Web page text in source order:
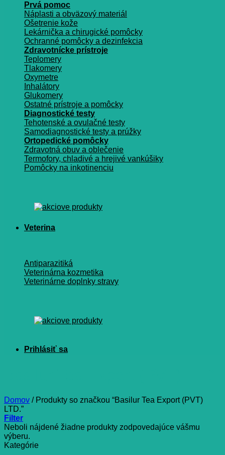
Prvá pomoc
Náplasti a obväzový materiál
Ošetrenie kože
Lekárnička a chirugické pomôcky
Ochranné pomôcky a dezinfekcia
Zdravotnícke prístroje
Teplomery
Tlakomery
Oxymetre
Inhalátory
Glukomery
Ostatné prístroje a pomôcky
Diagnostické testy
Tehotenské a ovulačné testy
Samodiagnostické testy a prúžky
Ortopedické pomôcky
Zdravotná obuv a oblečenie
Termofory, chladivé a hrejivé vankúšiky
Pomôcky na inkotinenciu
Veterina
Antiparazitiká
Veterinárna kozmetika
Veterinárne doplnky stravy
Domov /Produkty so značkou “Basilur Tea Export (PVT)
LTD.”
Filter
Neboli nájdené žiadne produkty zodpovedajúce vášmu
výberu.
Kategórie